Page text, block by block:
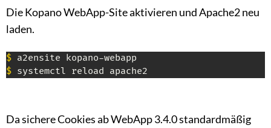
Die Kopano WebApp-Site aktivieren und Apache2 neu
laden.
$
$ systemctl reload apache2
Da sichere Cookies ab WebApp 3.4.0 standardmäßig